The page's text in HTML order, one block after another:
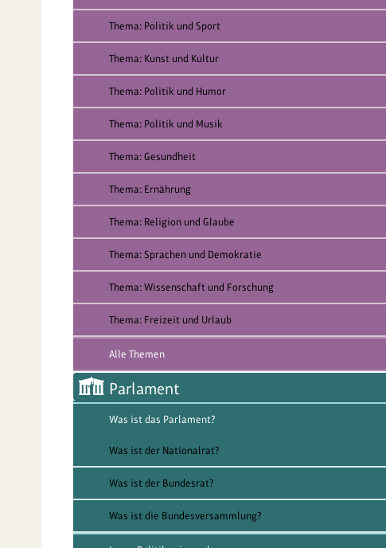
Thema: Politik und Sport
Thema: Kunst und Kultur
Thema: Politik und Humor
Thema: Politik und Musik
Thema: Gesundheit
Thema: Ernährung
Thema: Religion und Glaube
Thema: Sprachen und Demokratie
Thema: Wissenschaft und Forschung
Thema: Freizeit und Urlaub
Alle Themen
Parlament
Was ist das Parlament?
Was ist der Nationalrat?
Was ist der Bundesrat?
Was ist die Bundesversammlung?